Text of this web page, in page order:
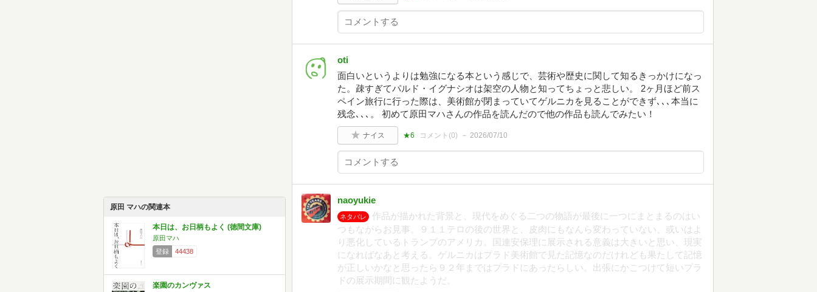
原田 マハの関連本
本日は、お日柄もよく (徳間文庫)
原田マハ
登録
44438
楽園のカンヴァス
oti
面白いというよりは勉強になる本という感じで、芸術や歴史に関して知るきっかけになっ
た。疎すぎてパルド・イグナシオは架空の人物と知ってちょっと悲しい。 2ヶ月ほど前ス
ペイン旅行に行った際は、美術館が閉まっていてゲルニカを見ることができず､､､本当に
残念､､､。 初めて原田マハさんの作品を読んだので他の作品も読んでみたい！
ナイス ★6 コメント(0) 2026/07/10
naoyukie
ネタバレ
作品が描かれた背景と、現代をめぐる二つの物語が最後に一つにまとまるのはい
つもながらお見事。９１１テロの後の世界と、皮肉にもなんら変わっていない、或いはよ
り悪化しているトランプのアメリカ。国連安保理に展示される意義は大きいと思い、現実
になればなあと考える。ゲルニカはプラド美術館で見た記憶なのだけれども果たして記憶
が正しいかなと思ったら９２年まではプラドにあったらしい。出張にかこつけて短いプラ
ドの展示期間に観たようだ。